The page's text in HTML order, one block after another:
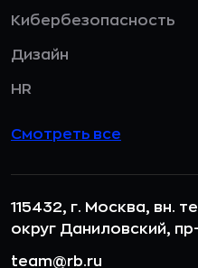
Кибербезопасность
Дизайн
HR
Смотреть все
115432, г. Москва, вн.
округ Даниловский,
team@rb.ru